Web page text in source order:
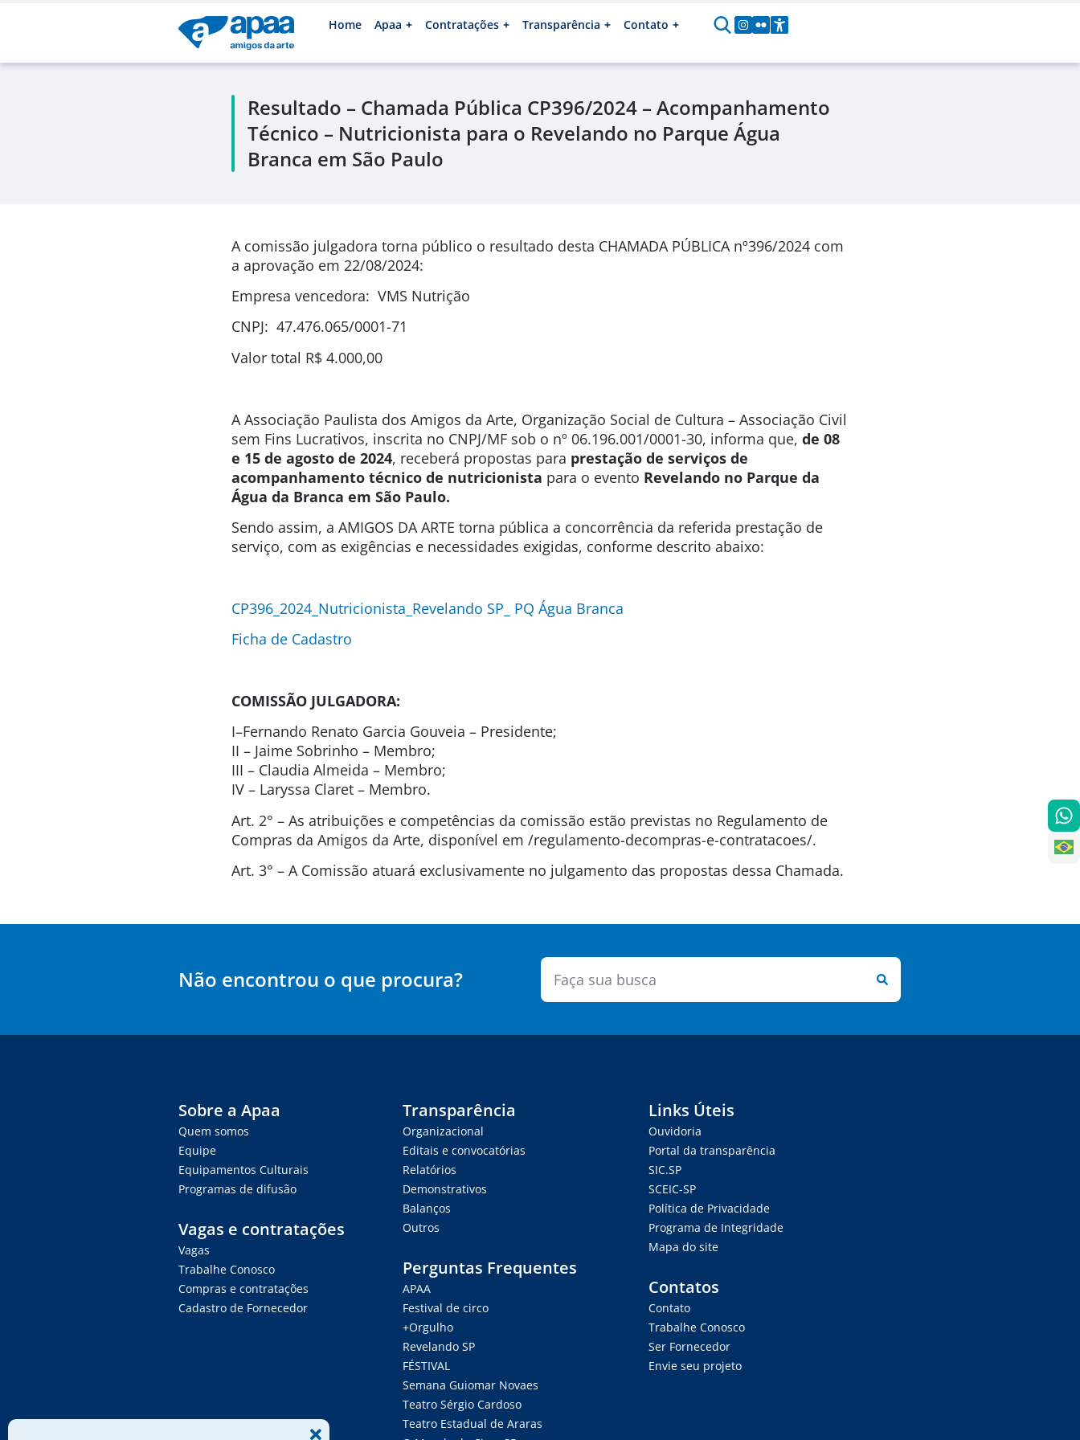
Home Apaa Contratações Transparência Contato
Resultado – Chamada Pública CP396/2024 – Acompanhamento
Técnico – Nutricionista para o Revelando no Parque Água
Branca em São Paulo
A comissão julgadora torna público o resultado desta CHAMADA PÚBLICA nº396/2024 com
a aprovação em 22/08/2024:
Empresa vencedora: VMS Nutrição
CNPJ: 47.476.065/0001-71
Valor total R$ 4.000,00
A Associação Paulista dos Amigos da Arte, Organização Social de Cultura – Associação Civil
sem Fins Lucrativos, inscrita no CNPJ/MF sob o nº 06.196.001/0001-30, informa que, de 08
e 15 de agosto de 2024, receberá propostas para prestação de serviços de
acompanhamento técnico de nutricionista para o evento Revelando no Parque da
Água da Branca em São Paulo.
Sendo assim, a AMIGOS DA ARTE torna pública a concorrência da referida prestação de
serviço, com as exigências e necessidades exigidas, conforme descrito abaixo:
CP396_2024_Nutricionista_Revelando SP_ PQ Água Branca
Ficha de Cadastro
COMISSÃO JULGADORA:
I–Fernando Renato Garcia Gouveia – Presidente;
II – Jaime Sobrinho – Membro;
III – Claudia Almeida – Membro;
IV – Laryssa Claret – Membro.
Art. 2° – As atribuições e competências da comissão estão previstas no Regulamento de
Compras da Amigos da Arte, disponível em /regulamento-decompras-e-contratacoes/.
Art. 3° – A Comissão atuará exclusivamente no julgamento das propostas dessa Chamada.
Não encontrou o que procura?
Sobre a Apaa
Quem somos
Equipe
Equipamentos Culturais
Programas de difusão
Vagas e contratações
Vagas
Trabalhe Conosco
Compras e contratações
Cadastro de Fornecedor
Transparência
Organizacional
Editais e convocatórias
Relatórios
Demonstrativos
Balanços
Outros
Perguntas Frequentes
APAA
Festival de circo
+Orgulho
Revelando SP
FÉSTIVAL
Semana Guiomar Novaes
Teatro Sérgio Cardoso
Teatro Estadual de Araras
Links Úteis
Ouvidoria
Portal da transparência
SIC.SP
SCEIC-SP
Política de Privacidade
Programa de Integridade
Mapa do site
Contatos
Contato
Trabalhe Conosco
Ser Fornecedor
Envie seu projeto